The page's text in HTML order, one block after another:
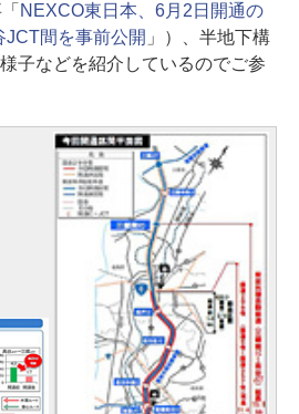
NEXCO東日本、6月2日開通の
間を事前公開 」）、半地下構
子などを紹介しているのでご参